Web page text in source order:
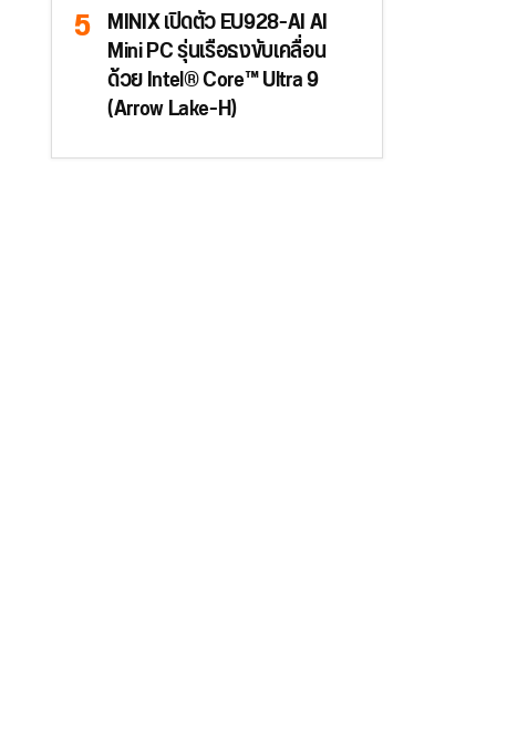
MINIX เปิดตัว EU928-AI AI
Mini PC รุ่นเรือธงขับเคลื่อน
ด้วย Intel® Core™ Ultra 9
(Arrow Lake-H)